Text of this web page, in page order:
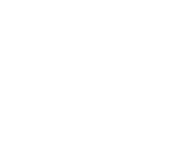
de comentários: 1068